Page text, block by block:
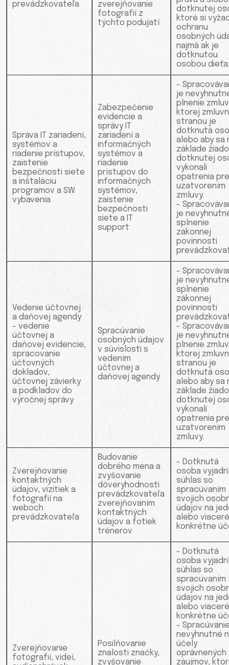
prevádzkovateľa
zverejňovanie
fotografií z
týchto podujatí
dotknutej
ktoré si
ochranu
osobných
najmä ak je
dotknutou
osobou dieťa.
Správa IT zariadení,
systémov a
riadenie prístupov,
zaistenie
bezpečnosti siete
a inštaláciu
programov a SW
vybavenia
Zabezpečenie
evidencie a
správy IT
zariadení a
informačných
systémov a
riadenie
prístupov do
informačných
systémov,
zaistenie
bezpečnosti
siete a IT
support
-
je
plnenie
ktorej
stranou je
dotknutá
alebo aby sa
základe
dotknutej
vykonali
opatrenia
uzatvorením
zmluvy.
-
je
splnenie
zákonnej
povinnosti
Vedenie účtovnej
a daňovej agendy
- vedenie
účtovnej a
daňovej evidencie,
spracovanie
účtovných
dokladov,
účtovnej závierky
a podkladov do
výročnej správy
Spracúvanie
osobných údajov
v súvislosti s
vedením
účtovnej a
daňovej agendy
-
je
splnenie
zákonnej
povinnosti
-
je
plnenie
ktorej
stranou je
dotknutá
alebo aby sa
základe
dotknutej
vykonali
opatrenia
uzatvorením
zmluvy.
Zverejňovanie
kontaktných
údajov, vizitiek a
fotografií na
weboch
prevádzkovateľa
Budovanie
dobrého mena a
zvyšovanie
dôveryhodnosti
prevádzkovateľa
zverejňovaním
kontaktných
údajov a fotiek
trénerov
- Dotknutá
osoba
súhlas so
spracúvaním
svojich
údajov na
alebo viaceré
konkrétne
Zverejňovanie
fotografií, videí,
Posilňovanie
znalosti značky,
zvyšovanie
- Dotknutá
osoba
súhlas so
spracúvaním
svojich
údajov na
alebo viaceré
konkrétne
-
nevyhnutné
účely
oprávnených
záujmov,